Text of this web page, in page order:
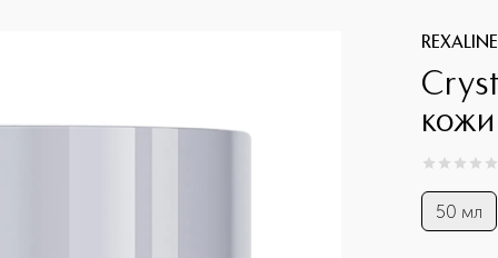
REXALINE
0из 0
50 мл